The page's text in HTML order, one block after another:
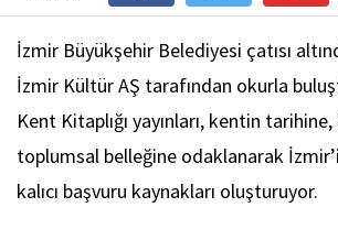
İzmir Büyükşehir Belediyesi çatısı
İzmir Kültür AŞ tarafından okurla
Kent Kitaplığı yayınları, kentin
toplumsal belleğine odaklanarak
kalıcı başvuru kaynakları oluşturuyor.